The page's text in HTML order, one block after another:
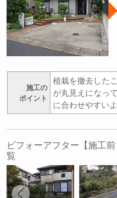
施工の
ポイント
植栽を撤去した
が丸見えになっ
に合わせやすい
ビフォーアフター【施工
覧